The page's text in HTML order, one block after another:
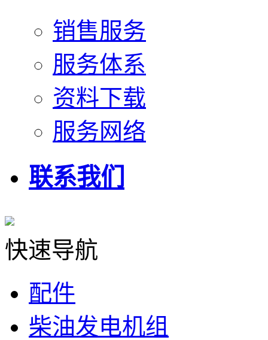
销售服务
服务体系
资料下载
服务网络
联系我们
快速导航
配件
柴油发电机组